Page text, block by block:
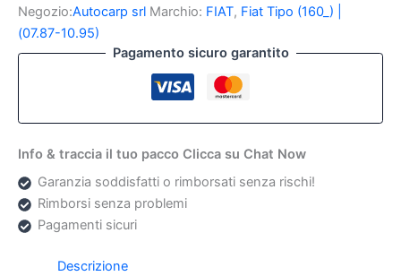
Fiat
Tipo
Negozio:Autocarp srl Marchio: FIAT, Fiat Tipo (160_) |
(07.87-10.95)
Pagamento sicuro garantito
Info & traccia il tuo pacco Clicca su Chat Now
Garanzia soddisfatti o rimborsati senza rischi!
Rimborsi senza problemi
Pagamenti sicuri
Descrizione